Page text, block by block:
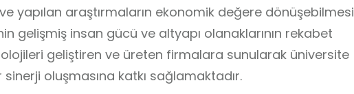
ve yapılan araştırmaların ekonomik değere dönüşebilmesi
gelişmiş insan gücü ve altyapı olanaklarının rekabet
geliştiren ve üreten firmalara sunularak üniversite
oluşmasına katkı sağlamaktadır.